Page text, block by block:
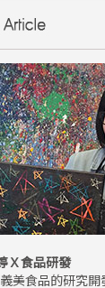
Ｘ食品研發
美食品的研究